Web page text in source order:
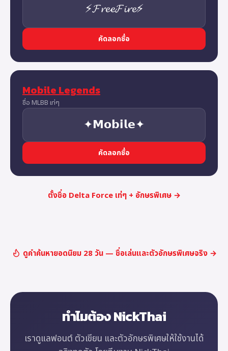
⚡𝓕𝓻𝓮𝓮𝓕𝓲𝓻𝓮⚡
คัดลอกชื่อ
Mobile Legends
ชื่อ MLBB เท่ๆ
✦𝗠𝗼𝗯𝗶𝗹𝗲✦
คัดลอกชื่อ
ตั้งชื่อ Delta Force เท่ๆ + อักษรพิเศษ →
ดูคำค้นหายอดนิยม 28 วัน — ชื่อเล่นและตัวอักษรพิเศษจริง →
ทำไมต้อง NickThai
เราดูแลฟอนต์ ตัวเขียน และตัวอักษรพิเศษให้ใช้งานได้